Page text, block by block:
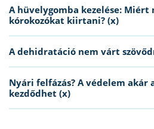
A hüvelygomba kezelése: Miért
kórokozókat kiirtani? (x)
A dehidratáció nem várt
Nyári felfázás? A védelem akár
kezdődhet (x)